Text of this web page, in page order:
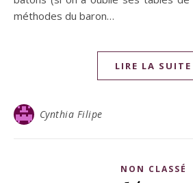
méthodes du baron…
LIRE LA SUITE
Cynthia Filipe
NON CLASSÉ